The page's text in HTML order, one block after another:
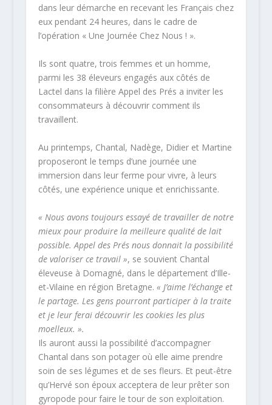
dans leur démarche en recevant les Français chez
eux pendant 24 heures, dans le cadre de
l’opération « Une Journée Chez Nous ! ».
Ils sont quatre, trois femmes et un homme,
parmi les 38 éleveurs engagés aux côtés de
Lactel dans la filière Appel des Prés a inviter les
consommateurs à découvrir comment ils
travaillent.
Au printemps, Chantal, Nadège, Didier et Martine
proposeront le temps d’une journée une
immersion dans leur ferme pour vivre, à leurs
côtés, une expérience unique et enrichissante.
« Nous avons toujours essayé de travailler de notre
mieux pour produire la meilleure qualité de lait
possible. Appel des Prés nous donnait la possibilité
de valoriser ce travail », se souvient Chantal
éleveuse à Domagné, dans le département d’Ille-
et-Vilaine en région Bretagne. « J’aime l’échange et
le partage. Les gens pourront participer à la traite
et je leur ferai découvrir les cookies les plus
moelleux. ».
Ils auront aussi la possibilité d’accompagner
Chantal dans son potager où elle aime prendre
soin de ses légumes et de ses fleurs. Et peut-être
qu’Hervé son époux acceptera de leur prêter son
gyropode pour faire le tour de son exploitation.